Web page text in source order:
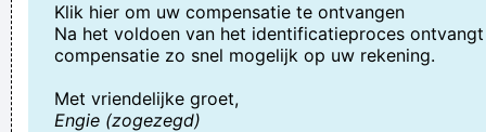
Klik hier om uw compensatie te ontvangen
Na het voldoen van het identificatieproces
compensatie zo snel mogelijk op uw rekening.
Met vriendelijke groet,
Engie (zogezegd)